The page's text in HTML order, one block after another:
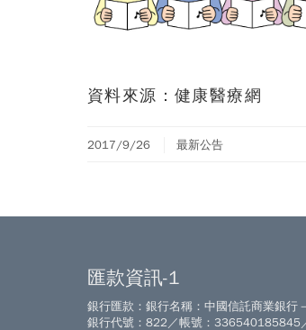
資料來源： 健康醫療網
2017/9/26 最新公告
匯款資訊-1
銀行匯款：銀行名稱：中國信託商業銀行
銀行代號：822／帳號：336540185845